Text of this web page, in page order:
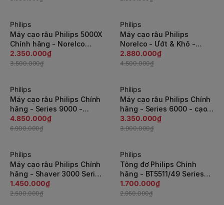
-33%
Philips
Máy cạo râu Philips 5000X
Chính hãng - Norelco
Exclusive Shaver -
2.350.000₫
3.500.000₫
-36%
Philips
Máy cạo râu Philips
Norelco - Ướt & Khô -
Series 7200- S7887/82 |
JapanSport
2.880.000₫
4.500.000₫
-30%
Philips
Máy cạo râu Philips Chính
hãng - Series 9000 -
S9696/31 | JapanSport
4.850.000₫
6.900.000₫
-15%
Philips
Máy cạo râu Philips Chính
hãng - Series 6000 - cạo
ướt/khô - công nghệ
SenseIQ - S6600/90 |
3.350.000₫
3.900.000₫
-42%
Philips
Máy cạo râu Philips Chính
hãng - Shaver 3000 Series
- S3881/00 | JapanSport
1.450.000₫
2.500.000₫
-43%
Philips
Tông đơ Philips Chính
hãng - BT5511/49 Series
5000 | JapanSport
1.700.000₫
2.950.000₫